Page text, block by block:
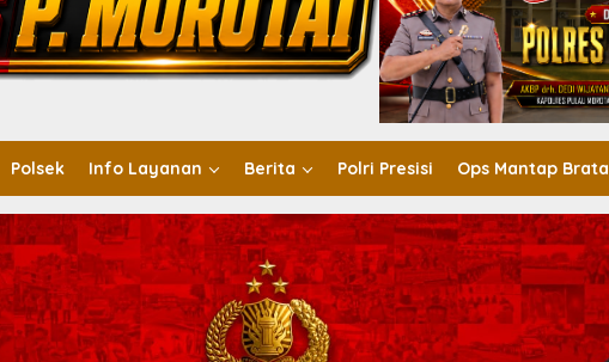
Polsek Info Layanan Berita Polri Presisi Ops Mantap Brata